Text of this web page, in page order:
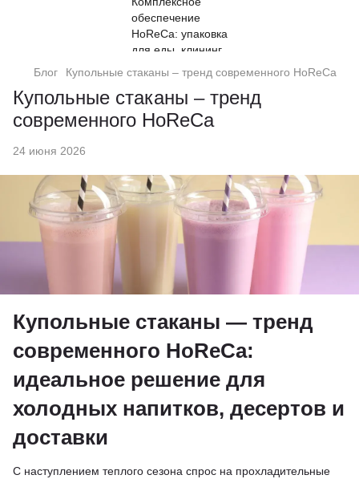
Блог Купольные стаканы – тренд современного HoReCa
Купольные стаканы – тренд
современного HoReCa
24 июня 2026
Купольные стаканы — тренд
современного HoReCa:
идеальное решение для
холодных напитков, десертов и
доставки
С наступлением теплого сезона спрос на прохладительные